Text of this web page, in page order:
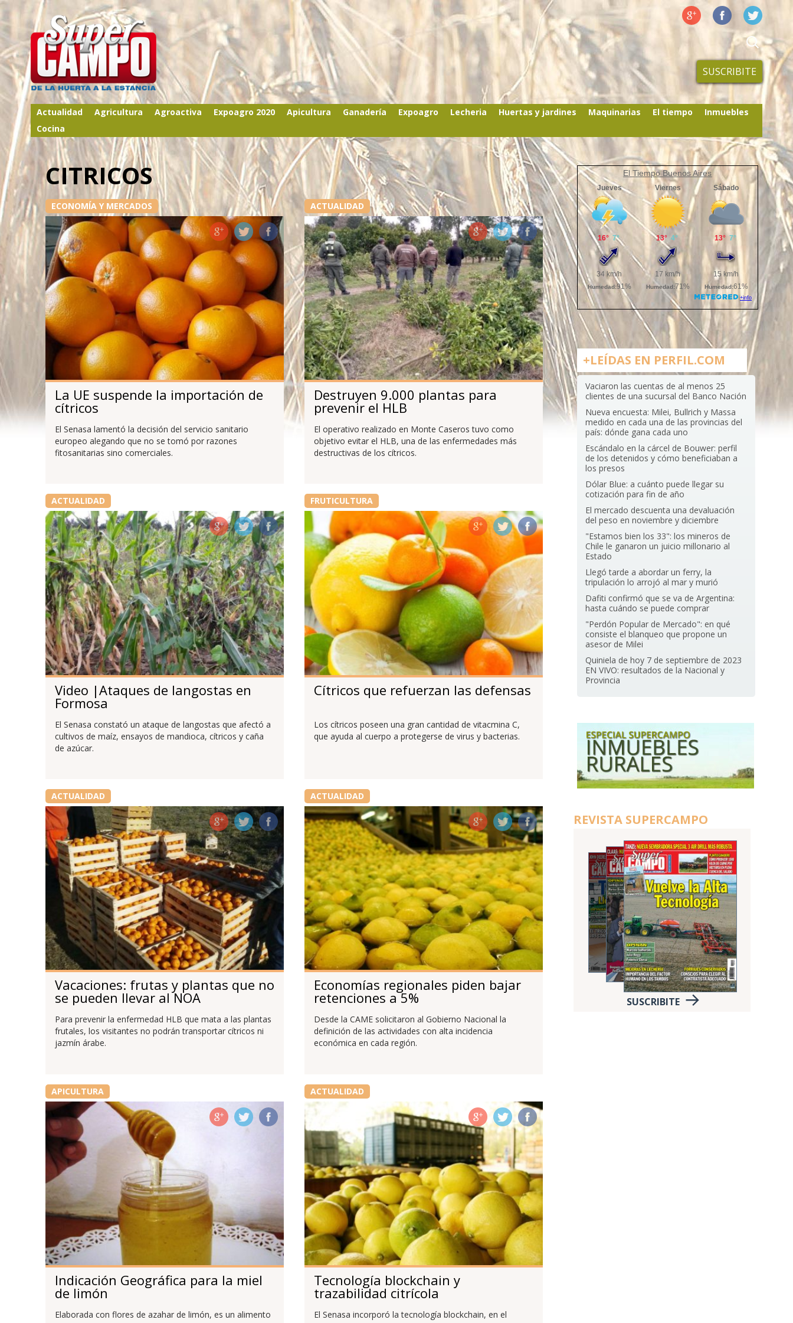
SUSCRIBITE
Actualidad Agricultura Agroactiva Expoagro 2020 Apicultura Ganadería Expoagro Lecheria Huertas y jardines Maquinarias El tiempo
Inmuebles
Cocina
CITRICOS
ECONOMÍA Y MERCADOS
La UE suspende la importación de
cítricos
El Senasa lamentó la decisión del servicio sanitario
europeo alegando que no se tomó por razones
fitosanitarias sino comerciales.
ACTUALIDAD
Destruyen 9.000 plantas para
prevenir el HLB
El operativo realizado en Monte Caseros tuvo como
objetivo evitar el HLB, una de las enfermedades más
destructivas de los cítricos.
ACTUALIDAD
Video |Ataques de langostas en
Formosa
El Senasa constató un ataque de langostas que afectó a
cultivos de maíz, ensayos de mandioca, cítricos y caña
de azúcar.
FRUTICULTURA
Cítricos que refuerzan las defensas
Los cítricos poseen una gran cantidad de vitacmina C,
que ayuda al cuerpo a protegerse de virus y bacterias.
ACTUALIDAD
Vacaciones: frutas y plantas que no
se pueden llevar al NOA
Para prevenir la enfermedad HLB que mata a las plantas
frutales, los visitantes no podrán transportar cítricos ni
jazmín árabe.
ACTUALIDAD
Economías regionales piden bajar
retenciones a 5%
Desde la CAME solicitaron al Gobierno Nacional la
definición de las actividades con alta incidencia
económica en cada región.
APICULTURA
Indicación Geográfica para la miel
de limón
Elaborada con flores de azahar de limón, es un alimento
ACTUALIDAD
Tecnología blockchain y
trazabilidad citrícola
El Senasa incorporó la tecnología blockchain, en el
El Tiempo Buenos Aires
+LEÍDAS EN PERFIL.COM
Vaciaron las cuentas de al menos 25
clientes de una sucursal del Banco Nación
Nueva encuesta: Milei, Bullrich y Massa
medido en cada una de las provincias del
país: dónde gana cada uno
Escándalo en la cárcel de Bouwer: perfil
de los detenidos y cómo beneficiaban a
los presos
Dólar Blue: a cuánto puede llegar su
cotización para fin de año
El mercado descuenta una devaluación
del peso en noviembre y diciembre
"Estamos bien los 33": los mineros de
Chile le ganaron un juicio millonario al
Estado
Llegó tarde a abordar un ferry, la
tripulación lo arrojó al mar y murió
Dafiti confirmó que se va de Argentina:
hasta cuándo se puede comprar
"Perdón Popular de Mercado": en qué
consiste el blanqueo que propone un
asesor de Milei
Quiniela de hoy 7 de septiembre de 2023
EN VIVO: resultados de la Nacional y
Provincia
REVISTA SUPERCAMPO
SUSCRIBITE